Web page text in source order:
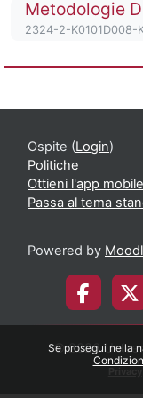
Se prosegui nella
Titolo del corso
Metodologie
Codice identificativo
2324-2-K0101D008-
Corso:
Ospite (Login)
Politiche
Ottieni l'app mobile
Passa al tema
Powered by
© 2026